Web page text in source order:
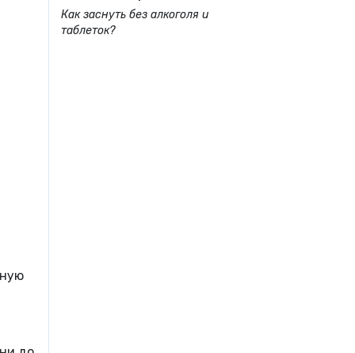
Как заснуть без алкоголя и
таблеток?